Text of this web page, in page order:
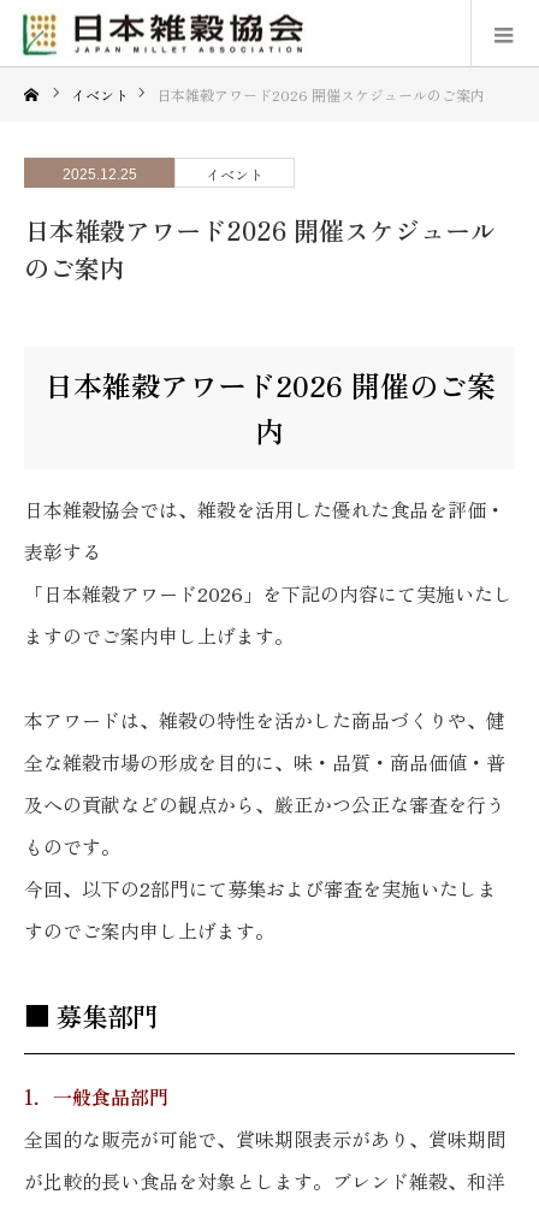
イベント 日本雑穀アワード2026 開催スケジュールのご案内
2025.12.25 イベント
日本雑穀アワード2026 開催スケジュール
のご案内
日本雑穀アワード2026 開催のご案
内
日本雑穀協会では、雑穀を活用した優れた食品を評価・
表彰する
「日本雑穀アワード2026」を下記の内容にて実施いたし
ますのでご案内申し上げます。
本アワードは、雑穀の特性を活かした商品づくりや、健
全な雑穀市場の形成を目的に、味・品質・商品価値・普
及への貢献などの観点から、厳正かつ公正な審査を行う
ものです。
今回、以下の2部門にて募集および審査を実施いたしま
すのでご案内申し上げます。
■ 募集部門
1．一般食品部門
全国的な販売が可能で、賞味期限表示があり、賞味期間
が比較的長い食品を対象とします。ブレンド雑穀、和洋